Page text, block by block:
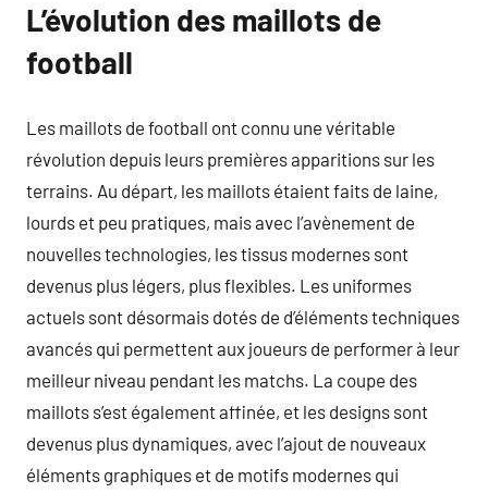
L’évolution des maillots de
football
Les maillots de football ont connu une véritable
révolution depuis leurs premières apparitions sur les
terrains. Au départ, les maillots étaient faits de laine,
lourds et peu pratiques, mais avec l’avènement de
nouvelles technologies, les tissus modernes sont
devenus plus légers, plus flexibles. Les uniformes
actuels sont désormais dotés de d’éléments techniques
avancés qui permettent aux joueurs de performer à leur
meilleur niveau pendant les matchs. La coupe des
maillots s’est également affinée, et les designs sont
devenus plus dynamiques, avec l’ajout de nouveaux
éléments graphiques et de motifs modernes qui